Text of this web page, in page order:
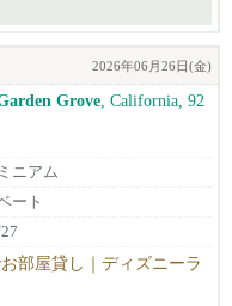
2026年06月26日(金)
Grove , California, 92
ニアム
ート
部屋貸し｜ディズニーラ